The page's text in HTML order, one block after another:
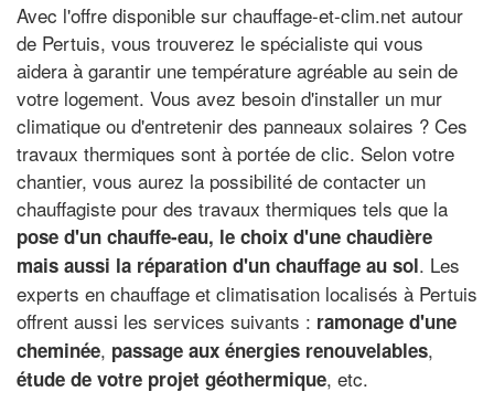
Avec l'offre disponible sur chauffage-et-clim.net autour
de Pertuis, vous trouverez le spécialiste qui vous
aidera à garantir une température agréable au sein de
votre logement. Vous avez besoin d'installer un mur
climatique ou d'entretenir des panneaux solaires ? Ces
travaux thermiques sont à portée de clic. Selon votre
chantier, vous aurez la possibilité de contacter un
chauffagiste pour des travaux thermiques tels que la
pose d'un chauffe-eau, le choix d'une chaudière
mais aussi la réparation d'un chauffage au sol. Les
experts en chauffage et climatisation localisés à Pertuis
offrent aussi les services suivants : ramonage d'une
cheminée, passage aux énergies renouvelables,
étude de votre projet géothermique, etc.